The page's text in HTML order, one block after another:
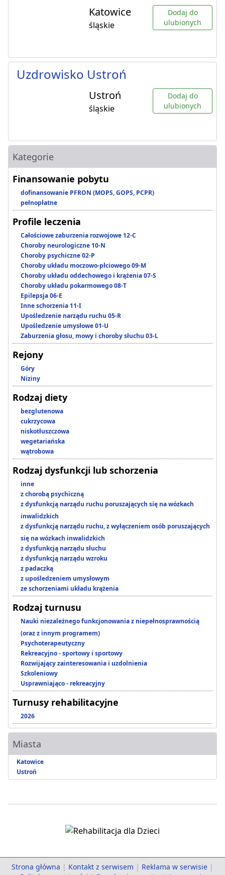
Katowice
śląskie
Dodaj do
ulubionych
Uzdrowisko Ustroń
Ustroń
śląskie
Dodaj do
ulubionych
Kategorie
Finansowanie pobytu
dofinansowanie PFRON (MOPS, GOPS, PCPR)
pełnopłatne
Profile leczenia
Całościowe zaburzenia rozwojowe 12-C
Choroby neurologiczne 10-N
Choroby psychiczne 02-P
Choroby układu moczowo-płciowego 09-M
Choroby układu oddechowego i krążenia 07-S
Choroby układu pokarmowego 08-T
Epilepsja 06-E
Inne schorzenia 11-I
Upośledzenie narządu ruchu 05-R
Upośledzenie umysłowe 01-U
Zaburzenia głosu, mowy i choroby słuchu 03-L
Rejony
Góry
Niziny
Rodzaj diety
bezglutenowa
cukrzycowa
niskotłuszczowa
wegetariańska
wątrobowa
Rodzaj dysfunkcji lub schorzenia
inne
z chorobą psychiczną
z dysfunkcją narządu ruchu poruszających się na wózkach
inwalidzkich
z dysfunkcją narządu ruchu, z wyłączeniem osób poruszających
się na wózkach inwalidzkich
z dysfunkcją narządu słuchu
z dysfunkcją narządu wzroku
z padaczką
z upośledzeniem umysłowym
ze schorzeniami układu krążenia
Rodzaj turnusu
Nauki niezależnego funkcjonowania z niepełnosprawnością
(oraz z innym programem)
Psychoterapeutyczny
Rekreacyjno - sportowy i sportowy
Rozwijający zainteresowania i uzdolnienia
Szkoleniowy
Usprawniająco - rekreacyjny
Turnusy rehabilitacyjne
2026
Miasta
Katowice
Ustroń
Strona główna | Kontakt z serwisem | Reklama w serwisie |